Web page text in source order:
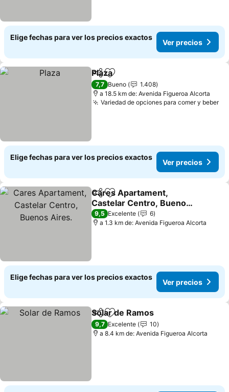
Elige fechas para ver los precios exactos
Ver precios
CompartirAgregar a favoritos
Plaza
7,7 Bueno
1.408
a 18.5 km de: Avenida Figueroa Alcorta
Variedad de opciones para comer y beber
Elige fechas para ver los precios exactos
Ver precios
CompartirAgregar a favoritos
Cares Apartament,
Castelar Centro, Buenos
Aires.
Ver precios
9,5 Excelente
6
a 1.3 km de: Avenida Figueroa Alcorta
Elige fechas para ver los precios exactos
Ver precios
CompartirAgregar a favoritos
Solar de Ramos
9,7 Excelente
10
a 8.4 km de: Avenida Figueroa Alcorta